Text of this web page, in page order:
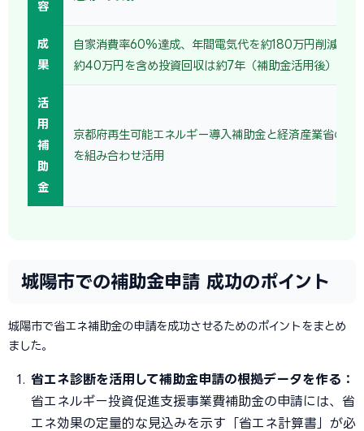
容
成
果
自家消費率60%達成、年間電気代を約180万円削減。売
約40万円を含め投資回収は約7年（補助金活用後）。
活
用
補
助
金
京都府再生可能エネルギー導入補助金と経済産業省の省
を組み合わせ活用
城陽市での補助金申請 成功のポイント
城陽市で省エネ補助金の申請を成功させるためのポイントをまとめ
ました。
省エネ診断を活用して補助金申請の根拠データを作る：
省エネルギー投資促進支援事業費補助金の申請には、省
エネ効果の定量的な見込みを示す「省エネ計算書」が必